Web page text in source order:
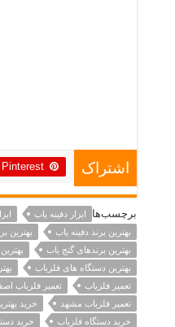
اشتراک Pinterest
برچسب‌ها ابزار دفینه یاب
بهترین برند دفینه یاب
بهترین
بهترین برندهای گنج یاب
بهترین دستگاه های فلزیاب
تعمیر فلزیاب
تعمیر فلزیاب
تعمیر فلزیاب مشهد
خرید
خرید دستگاه فلزیاب
خرید